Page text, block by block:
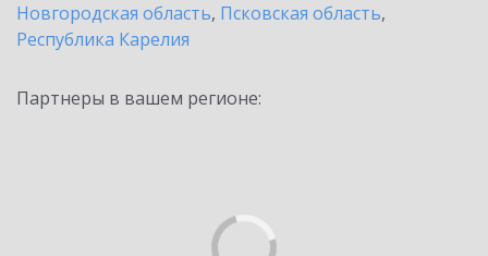
Новгородская область, Псковская область,
Республика Карелия
Партнеры в вашем регионе: